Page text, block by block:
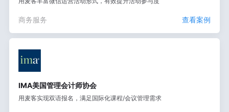
商务服务 查看案例
IMA美国管理会计师协会
用麦客实现双语报名，满足国际化课程/会议管理需求